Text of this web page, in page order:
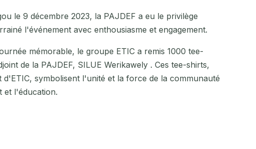
le 9 décembre 2023, la PAJDEF a eu le privilège
l'événement avec enthousiasme et engagement.
mémorable, le groupe ETIC a remis 1000 tee-
de la PAJDEF, SILUE Werikawely . Ces tee-shirts,
symbolisent l'unité et la force de la communauté
et l'éducation.